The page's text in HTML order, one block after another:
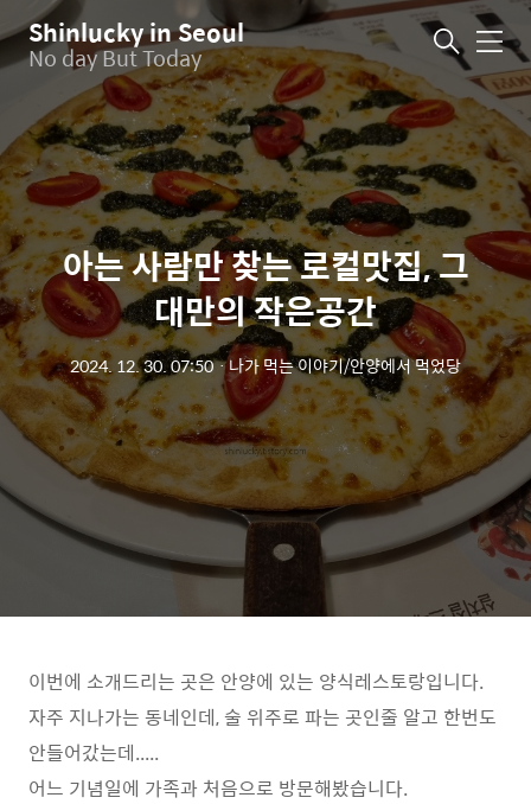
Shinlucky in Seoul
No day But Today 메
뉴
아는 사람만 찾는 로컬맛집, 그
대만의 작은공간
2024. 12. 30. 07:50ㆍ나가 먹는 이야기/안양에서 먹었당
이번에 소개드리는 곳은 안양에 있는 양식레스토랑입니다.
자주 지나가는 동네인데, 술 위주로 파는 곳인줄 알고 한번도
안들어갔는데.....
어느 기념일에 가족과 처음으로 방문해봤습니다.